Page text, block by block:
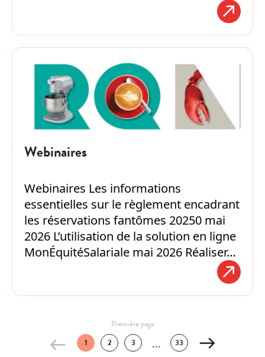
Webinaires
Webinaires Les informations
essentielles sur le règlement encadrant
les réservations fantômes 20250 mai
2026 L’utilisation de la solution en ligne
MonÉquitéSalariale mai 2026 Réaliser…
Première page
1
2 3 ...
33